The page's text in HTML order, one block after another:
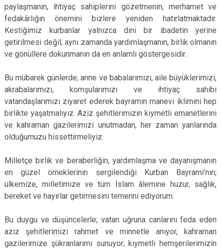
paylaşmanın, ihtiyaç sahiplerini gözetmenin, merhamet ve
fedakârlığın önemini bizlere yeniden hatırlatmaktadır.
Kestiğimiz kurbanlar yalnızca dini bir ibadetin yerine
getirilmesi değil; aynı zamanda yardımlaşmanın, birlik olmanın
ve gönüllere dokunmanın da en anlamlı göstergesidir.
Bu mübarek günlerde; anne ve babalarımızı, aile büyüklerimizi,
akrabalarımızı, komşularımızı ve ihtiyaç sahibi
vatandaşlarımızı ziyaret ederek bayramın manevi iklimini hep
birlikte yaşatmalıyız. Aziz şehitlerimizin kıymetli emanetlerini
ve kahraman gazilerimizi unutmadan, her zaman yanlarında
olduğumuzu hissettirmeliyiz.
Milletçe birlik ve beraberliğin, yardımlaşma ve dayanışmanın
en güzel örneklerinin sergilendiği Kurban Bayramı’nın;
ülkemize, milletimize ve tüm İslam âlemine huzur, sağlık,
bereket ve hayırlar getirmesini temenni ediyorum.
Bu duygu ve düşüncelerle; vatan uğruna canlarını feda eden
aziz şehitlerimizi rahmet ve minnetle anıyor, kahraman
gazilerimize şükranlarımı sunuyor; kıymetli hemşerilerimizin